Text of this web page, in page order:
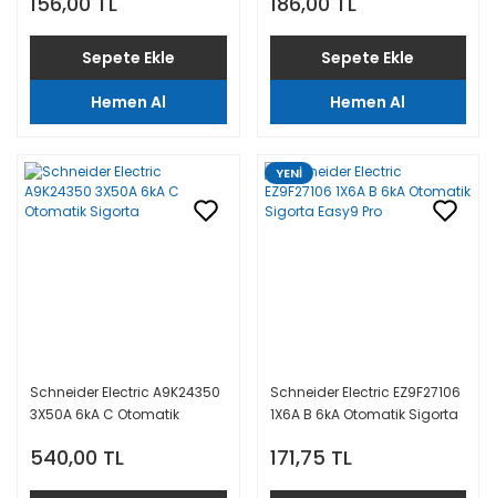
Sepete Ekle
Hemen Al
Sepete Ekle
Hemen Al
Schneider Electric A9K24350
3X50A 6kA C Otomatik
540,00 TL
YENİ
Schneider Electric EZ9F27106
1X6A B 6kA Otomatik Sigorta
171,75 TL